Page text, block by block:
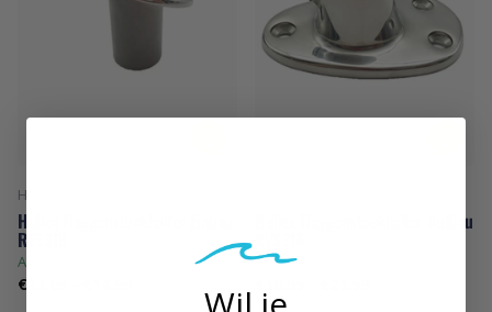
Hollex
Hollex Flaggenstockhalter Einbau
RVS316
Auf Lager
€13,99
Hollex Flaggenstockhalter Aufbau
Auf Lager